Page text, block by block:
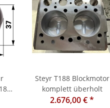
Steyr T188 Blockmotor
komplett überholt
2.676,00 €*